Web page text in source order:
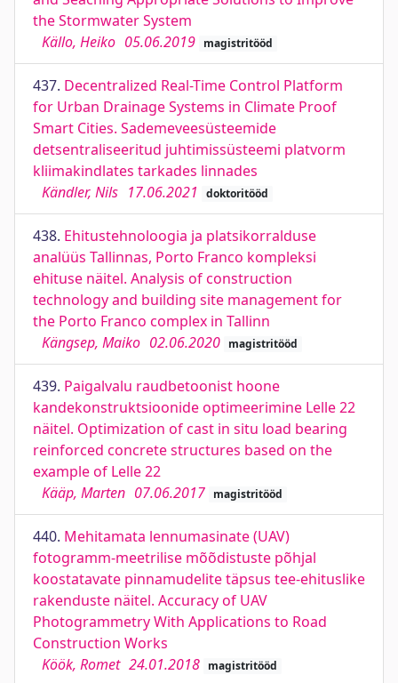
the Stormwater System
Källo, Heiko 05.06.2019 magistritööd
437. Decentralized Real-Time Control Platform
for Urban Drainage Systems in Climate Proof
Smart Cities. Sademeveesüsteemide
detsentraliseeritud juhtimissüsteemi platvorm
kliimakindlates tarkades linnades
Kändler, Nils 17.06.2021 doktoritööd
438. Ehitustehnoloogia ja platsikorralduse
analüüs Tallinnas, Porto Franco kompleksi
ehituse näitel. Analysis of construction
technology and building site management for
the Porto Franco complex in Tallinn
Kängsep, Maiko 02.06.2020 magistritööd
439. Paigalvalu raudbetoonist hoone
kandekonstruktsioonide optimeerimine Lelle 22
näitel. Optimization of cast in situ load bearing
reinforced concrete structures based on the
example of Lelle 22
Kääp, Marten 07.06.2017 magistritööd
440. Mehitamata lennumasinate (UAV)
fotogramm-meetrilise mõõdistuste põhjal
koostatavate pinnamudelite täpsus tee-ehituslike
rakenduste näitel. Accuracy of UAV
Photogrammetry With Applications to Road
Construction Works
Köök, Romet 24.01.2018 magistritööd